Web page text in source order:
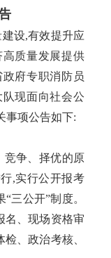
设,有效提升应
质量发展提供
府专职消防员
现面向社会公
事项公告如下:
竞争、择优的原
,实行公开报考
三公开”制度。
名、现场资格审
、政治考核、